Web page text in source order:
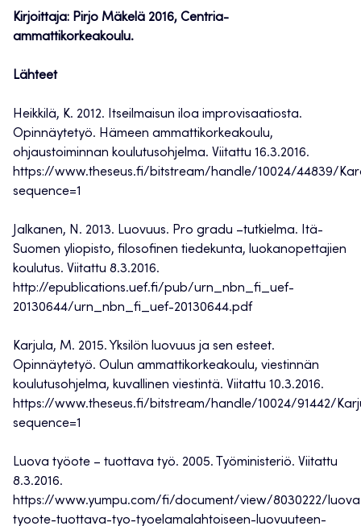
Kirjoittaja: Pirjo Mäkelä 2016, Centria-
ammattikorkeakoulu.
Lähteet
Heikkilä, K. 2012. Itseilmaisun iloa improvisaatiosta.
Opinnäytetyö. Hämeen ammattikorkeakoulu,
ohjaustoiminnan koulutusohjelma. Viitattu 16.3.2016.
https://www.theseus.fi/bitstream/handle/10024/44839/
sequence=1
Jalkanen, N. 2013. Luovuus. Pro gradu –tutkielma. Itä-
Suomen yliopisto, filosofinen tiedekunta, luokanopettajien
koulutus. Viitattu 8.3.2016.
http://epublications.uef.fi/pub/urn_nbn_fi_uef-
20130644/urn_nbn_fi_uef-20130644.pdf
Karjula, M. 2015. Yksilön luovuus ja sen esteet.
Opinnäytetyö. Oulun ammattikorkeakoulu, viestinnän
koulutusohjelma, kuvallinen viestintä. Viitattu 10.3.2016.
https://www.theseus.fi/bitstream/handle/10024/91442/
sequence=1
Luova työote – tuottava työ. 2005. Työministeriö. Viitattu
8.3.2016.
https://www.yumpu.com/fi/document/view/8030222/
tyoote-tuottava-tyo-tyoelamalahtoiseen-luovuuteen-